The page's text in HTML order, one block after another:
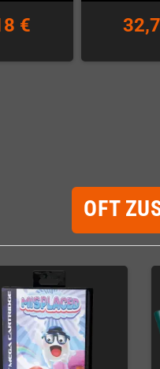
€
OFT